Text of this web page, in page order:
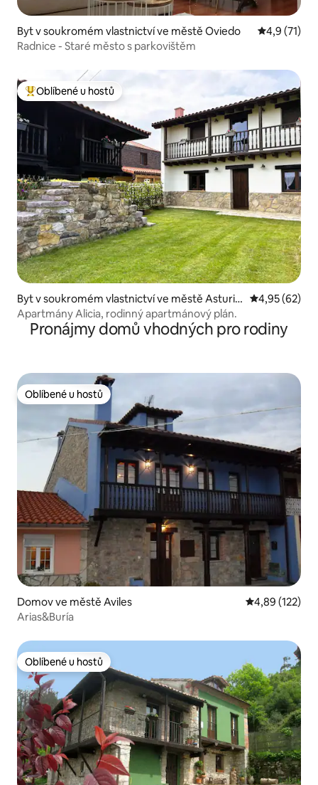
Byt v soukromém vlastnictví ve městě Oviedo Průměrné
4,9 (71)
Radnice - Staré město s parkovištěm
Nejlepší v kategorii Oblíbené u hostů
Oblíbené u hostů
Byt v soukromém vlastnictví ve městě Asturia
s
Průměrné
4,95 (62)
Apartmány Alicia, rodinný apartmánový plán.
Pronájmy domů vhodných pro rodiny
Oblíbené u hostů
Oblíbené u hostů
Domov ve městě Aviles Průměrné
4,89 (122)
Arias&Buría
Oblíbené u hostů
Oblíbené u hostů